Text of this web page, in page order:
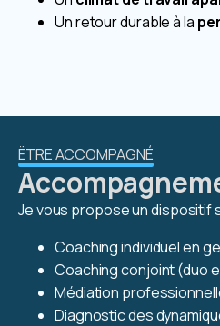
Un retour durable à la
ËTRE ACCOMPAGNÉ
Je vous propose un dispositif
Coaching individuel en
Coaching conjoint (duo
Médiation
Diagnostic des